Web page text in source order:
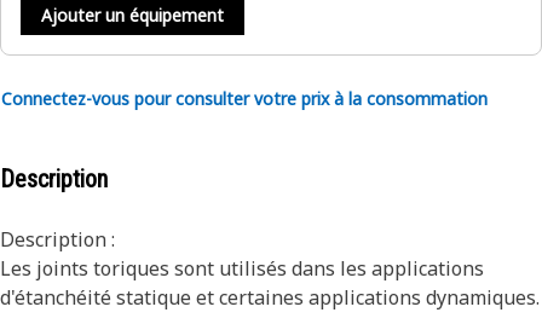
Ajouter un équipement
Connectez-vous pour consulter votre prix à la consommation
Description
Description :
Les joints toriques sont utilisés dans les applications
d'étanchéité statique et certaines applications dynamiques.